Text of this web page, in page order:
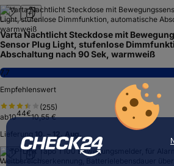
Varta Nachtlicht Steckdose mit
Sensor Plug Light, stufenlose
Abschaltung nach 90 Sek, warmweiß
7,7
Empfehlenswert
(255)
ab1044€10,55 €
Lieferung